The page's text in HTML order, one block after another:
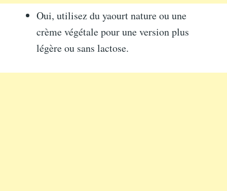
Oui, utilisez du yaourt nature ou une
crème végétale pour une version plus
légère ou sans lactose.